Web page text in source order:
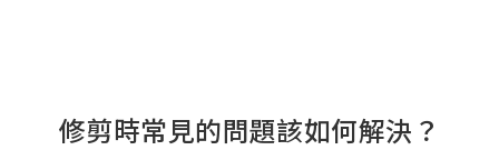
修剪時常見的問題該如何解決？